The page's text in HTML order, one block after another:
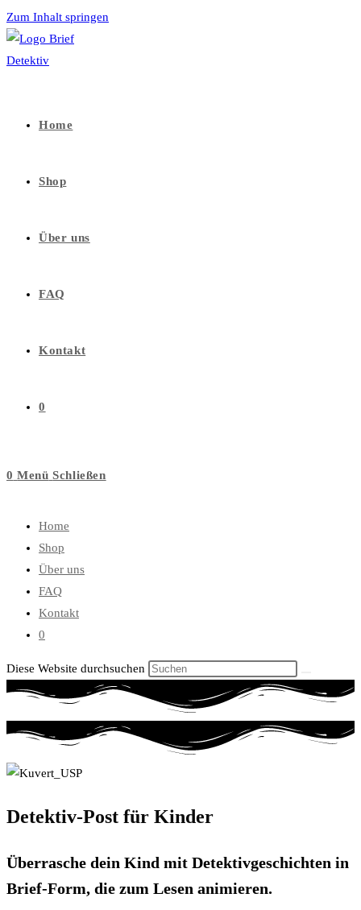
Zum Inhalt springen
Home
Shop
Über uns
FAQ
Kontakt
0
0 Menü Schließen
Home
Shop
Über uns
FAQ
Kontakt
0
Diese Website durchsuchen
Detektiv-Post für Kinder
Überrasche dein Kind mit Detektivgeschichten in
Brief-Form, die zum Lesen animieren.